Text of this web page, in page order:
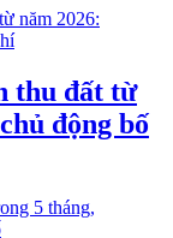
thu đất từ
động bố